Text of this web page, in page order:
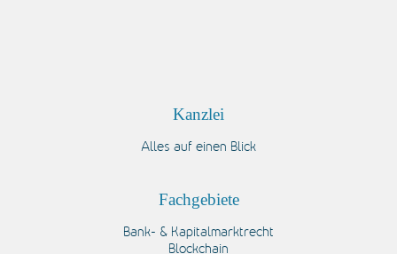
Kanzlei
Alles auf einen Blick
Fachgebiete
Bank- & Kapitalmarktrecht
Blockchain